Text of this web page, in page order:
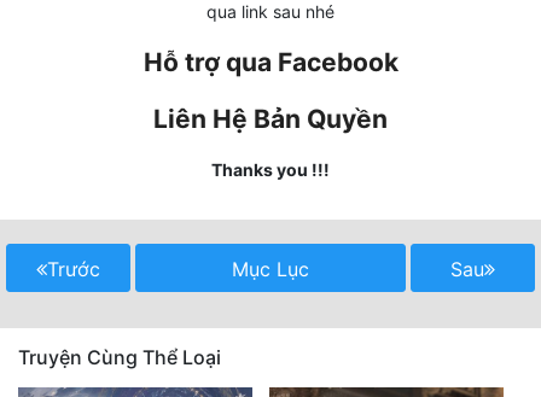
Phong Thủy - Tâm Linh
Quan Trường
Quân Sự
Sảng Văn
qua link sau nhé
Hỗ trợ qua Facebook
Liên Hệ Bản Quyền
Thanks you !!!
Trước Mục Lục Sau
Truyện Cùng Thể Loại